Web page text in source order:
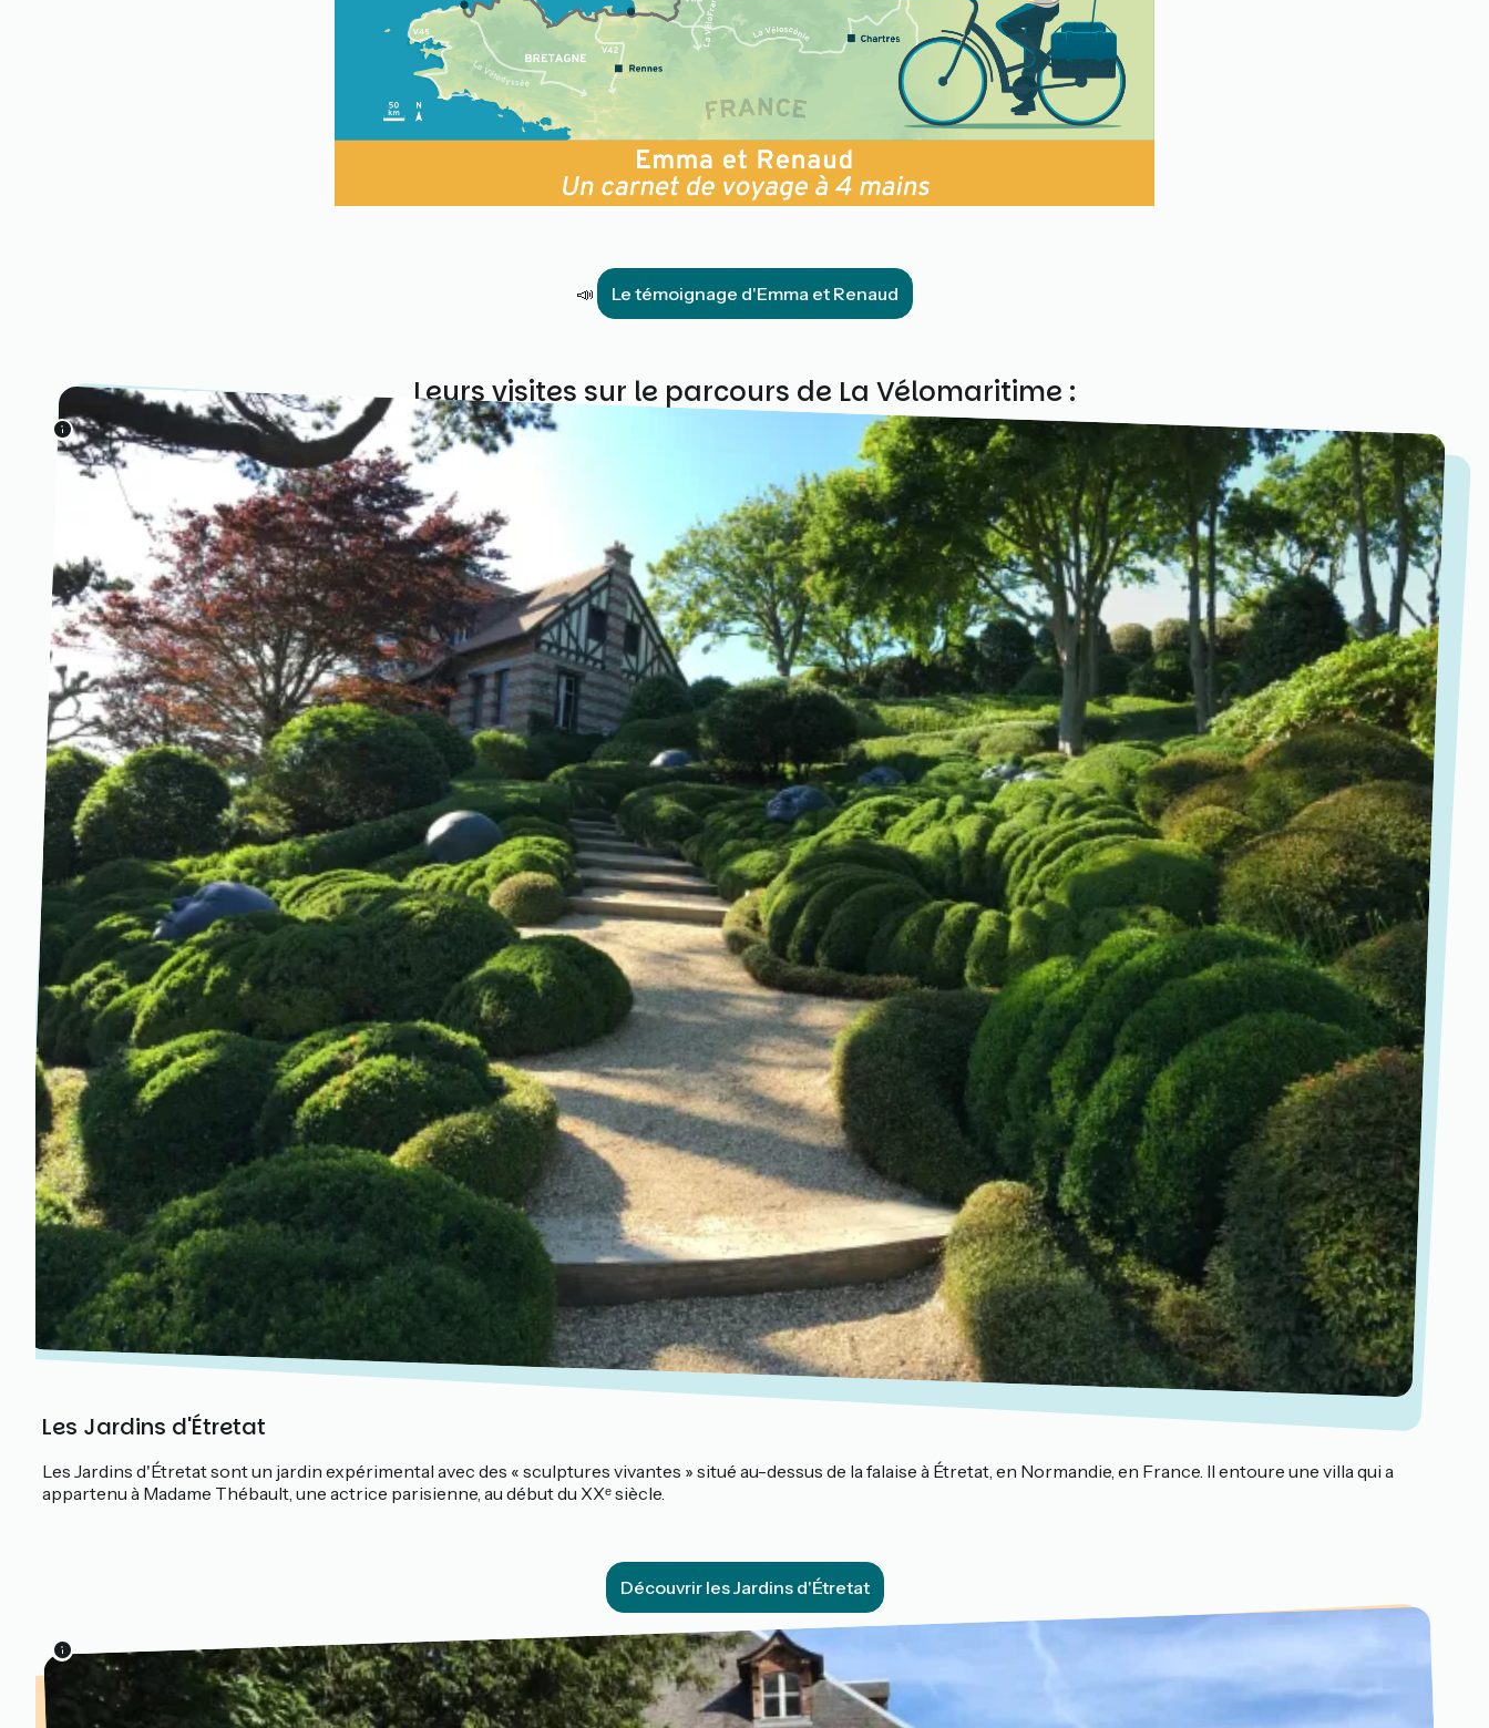
📣 Le témoignage d'Emma et Renaud
Leurs visites sur le parcours de La Vélomaritime :
Les Jardins d'Étretat
Les Jardins d'Étretat sont un jardin expérimental avec des « sculptures vivantes » situé au-dessus de la falaise à Étretat, en Normandie, en France. Il entoure une villa qui a
appartenu à Madame Thébault, une actrice parisienne, au début du XXᵉ siècle.
Découvrir les Jardins d'Étretat